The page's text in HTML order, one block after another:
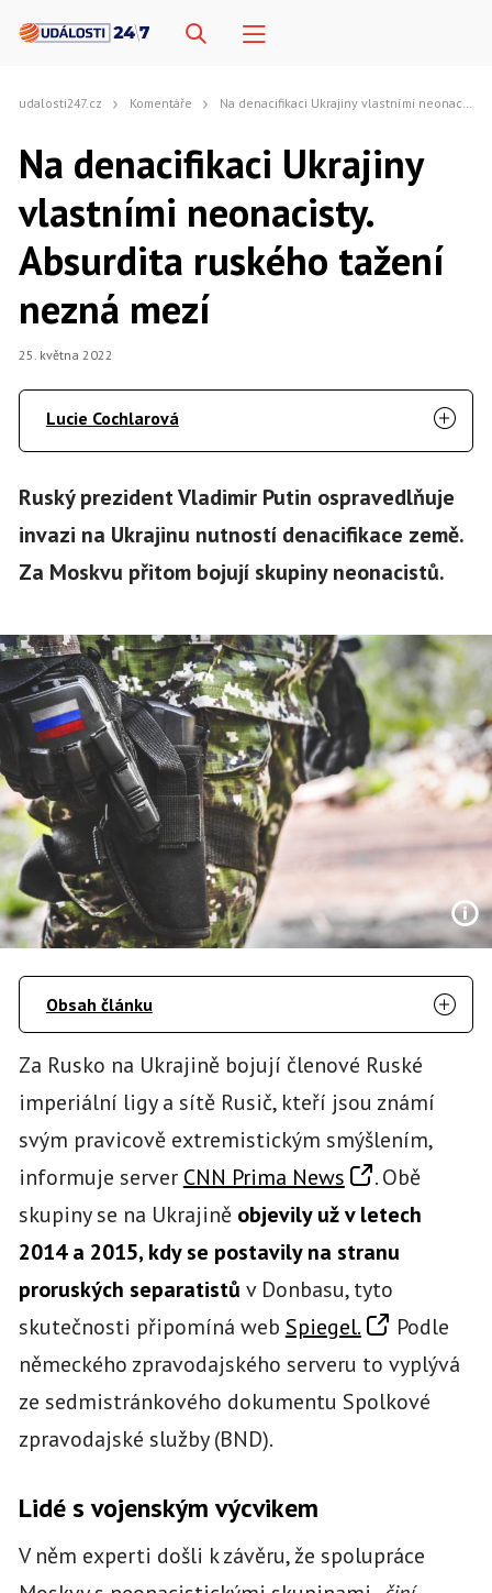
udalosti247.cz Komentáře Na denacifikaci Ukrajiny vlastními neonacisty. Absurdita ruského tažení nezná mezí
Na denacifikaci Ukrajiny
vlastními neonacisty.
Absurdita ruského tažení
nezná mezí
25. května 2022
Lucie Cochlarová
Ruský prezident Vladimir Putin ospravedlňuje
invazi na Ukrajinu nutností denacifikace země.
Za Moskvu přitom bojují skupiny neonacistů.
Obsah článku
Za Rusko na Ukrajině bojují členové Ruské
imperiální ligy a sítě Rusič, kteří jsou známí
svým pravicově extremistickým smýšlením,
informuje server CNN Prima News
. Obě
skupiny se na Ukrajině objevily už v letech
2014 a 2015, kdy se postavily na stranu
proruských separatistů v Donbasu, tyto
skutečnosti připomíná web Spiegel.
Podle
německého zpravodajského serveru to vyplývá
ze sedmistránkového dokumentu Spolkové
zpravodajské služby (BND).
Lidé s vojenským výcvikem
V něm experti došli k závěru, že spolupráce